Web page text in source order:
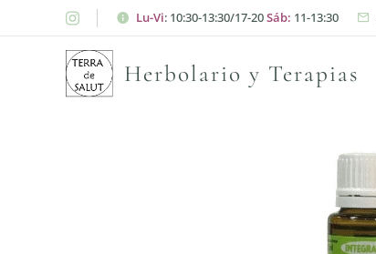
Lu-Vi: 10:30-13:30/17-20Sáb: 11-13:30
Herbolario y Terapias